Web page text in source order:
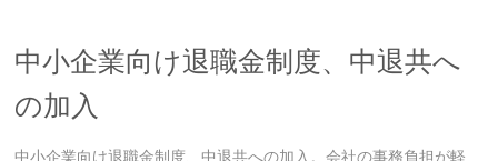
中小企業向け退職金制度、中退共へ
の加入
中小企業向け退職金制度、中退共への加入。会社の事務負担が軽